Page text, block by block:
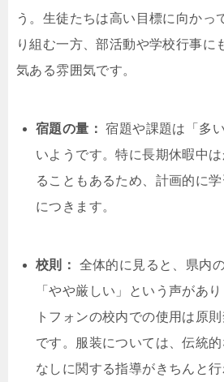
う。生徒たちは高い目標に向かっ
り組む一方、部活動や学校行事に
気ある雰囲気です。
宿題の量： 宿題や課題は「多
いようです。特に長期休暇中
ることもあるため、計画的に
につきます。
校則：
全体的に見ると、県内
「やや厳しい」という声があ
トフォンの校内での使用は原
です。服装については、伝統
なしに関する指導がきちんと